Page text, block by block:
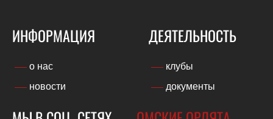
ИНФОРМАЦИЯ
о нас
новости
ДЕЯТЕЛЬНОСТЬ
клубы
документы